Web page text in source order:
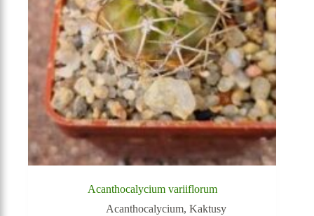
Acanthocalycium variiflorum
Acanthocalycium,Kaktusy